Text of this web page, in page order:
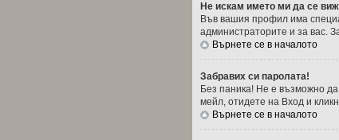
Не искам името ми да се
Във вашия профил има
администраторите и за вас.
Върнете се в началото
Забравих си паролата!
Без паника! Не е възможно
мейл, отидете на Вход и
Върнете се в началото